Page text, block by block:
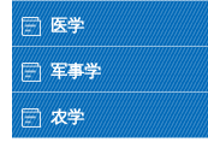
医学
军事学
农学